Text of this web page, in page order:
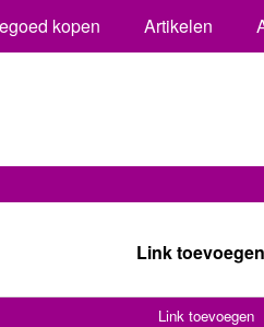
kopen Artikelen
Link toevoegen
Link toevoegen